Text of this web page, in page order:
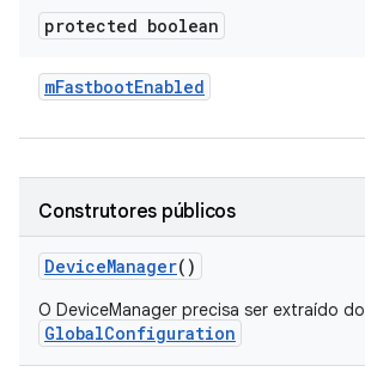
protected boolean
mFastbootEnabled
Construtores públicos
DeviceManager()
O DeviceManager precisa ser extraído do
GlobalConfiguration